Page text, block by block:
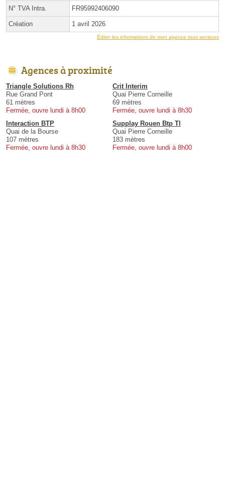
N° TVA Intra. FR95992406090
Création 1 avril 2026
Éditer les informations de mon agence tous secteurs
Agences à proximité
Triangle Solutions Rh
Rue Grand Pont
61 mètres
Fermée, ouvre lundi à 8h00
Crit Interim
Quai Pierre Corneille
69 mètres
Fermée, ouvre lundi à 8h30
Interaction BTP
Quai de la Bourse
107 mètres
Fermée, ouvre lundi à 8h30
Supplay Rouen Btp Tl
Quai Pierre Corneille
183 mètres
Fermée, ouvre lundi à 8h00